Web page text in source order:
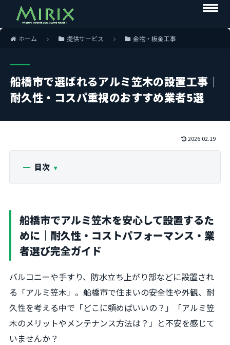
ホーム 提供サービス 金物・板金工事
船橋市で選ばれるアルミ笠木の設置工事｜
耐久性・コスパ重視のおすすめ業者5選
2026.02.19
目次
船橋市でアルミ笠木を安心して設置するた
めに｜耐久性・コストパフォーマンス・業
者選び完全ガイド
バルコニーや手すり、防水立ち上がり部などに設置され
る「アルミ笠木」。船橋市で住まいの安全性や外観、耐
久性を考える中で「どこに頼めばいいの？」「アルミ笠
木のメリットやメンテナンス方法は？」と不安を感じて
いませんか？